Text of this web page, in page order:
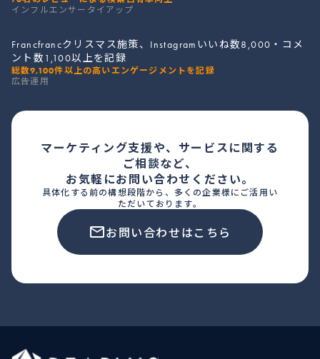
インフルエンサータイアップ
Francfrancクリスマス施策、Instagramいいね数8,000・コメ
ント数1,100以上を記録
総数9,100件以上の高いエンゲージメントを記録
広告運用
マーケティング支援や、サービスに関する
ご相談など、
お気軽にお問い合わせください。
具体化する前の構想段階から、多くの企業様にご活用い
ただいております。
お問い合わせはこちら